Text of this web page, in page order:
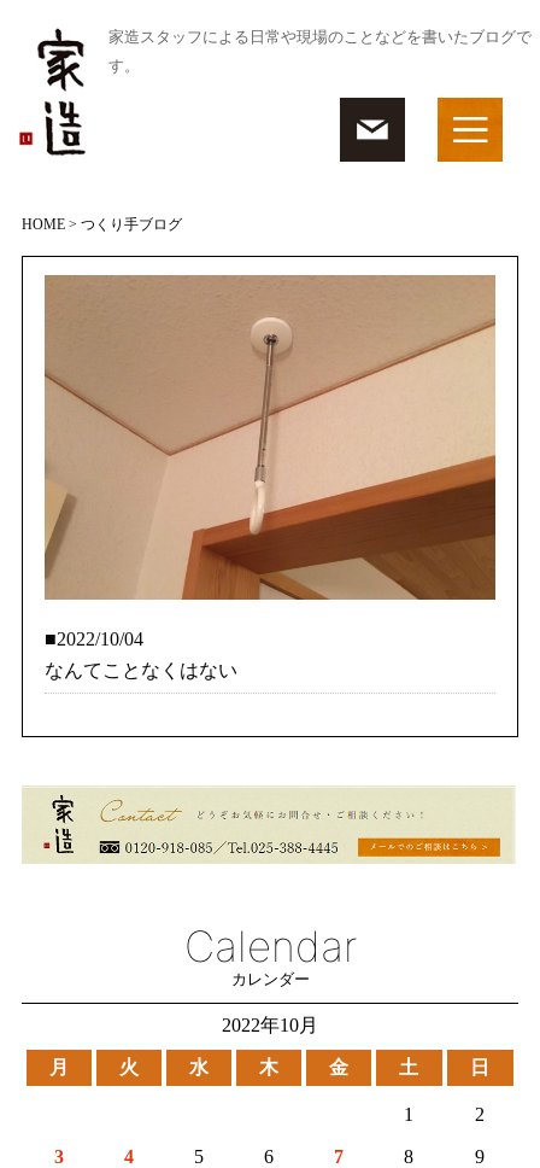
家造スタッフによる日常や現場のことなどを書いたブログで
す。
HOME> つくり手ブログ
Calendar
カレンダー
2022年10月
月 火 水 木 金 土 日
1 2
3 4 5 6 7 8
9
■2022/10/04
なんてことなくはない